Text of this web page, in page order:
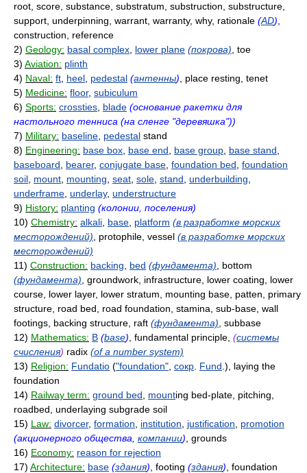
root, score, substance, substratum, substruction, substructure,
support, underpinning, warrant, warranty, why, rationale (AD)
construction, reference
2) Geology: basal complex lower plane (покрова) , toe
3) Aviation: plinth
4) Naval: ft heel pedestal (антенны) , place resting, tenet
5) Medicine: floor, subiculum
6) Sports: crossties blade (основание ракетки для
настольного тенниса (на сленге "деревяшка"))
7) Military: baseline pedestal stand
8) Engineering: base box base end base group base stand
baseboard
bearer, conjugate base foundation bed foundation
soil mount mounting seat sole stand underbuilding
underframe underlay, understructure
9) History: planting (колонии, поселения)
10) Chemistry: alkali base platform (в разработке морских
месторождений) , protophile, vessel (в разработке морских
месторождений)
11) Construction: backing bed (фундамента) , bottom
(фундамента) , groundwork, infrastructure, lower coating, lower
course, lower layer, lower stratum, mounting base, patten, primary
structure, road bed, road foundation, stamina, sub-base, wall
footings, backing structure, raft (фундамента) , subbase
12) Mathematics: B (base) , fundamental principle, (системы
счисления) radix (of a number system)
13) Religion: Fundatio ("foundation" сокр Fund .), laying the
foundation
14) Railway term: ground bed mounting bed-plate, pitching,
roadbed, underlaying subgrade soil
15) Law: divorcer, formation institution justification
promotion
(акционерного общества, компании) , grounds
16) Economy: reason for rejection
17) Architecture: base (здания) , footing (здания) , foundation